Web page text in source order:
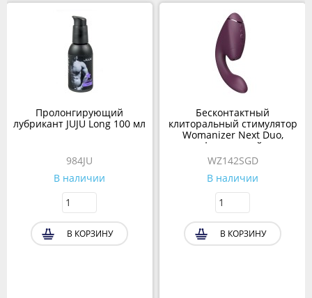
Пролонгирующий
лубрикант JUJU Long 100 мл
984JU
В наличии
В КОРЗИНУ
Бесконтактный
клиторальный стимулятор
Womanizer Next Duo,
фиолетовый
WZ142SGD
В наличии
В КОРЗИНУ